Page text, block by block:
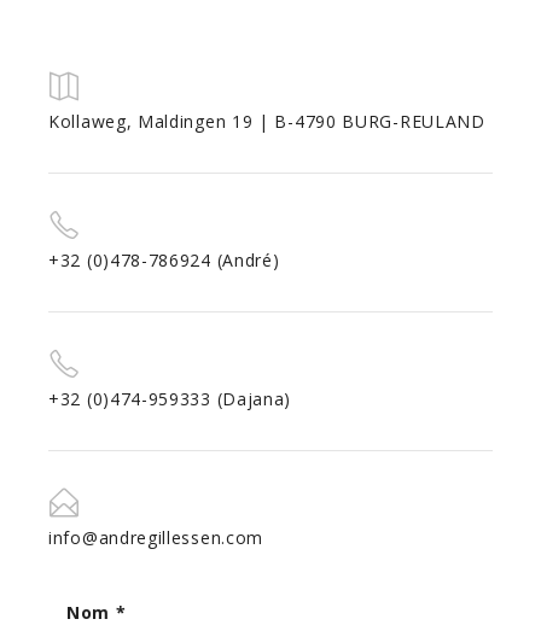
Kollaweg, Maldingen 19 | B-4790 BURG-REULAND
+32 (0)478-786924 (André)
+32 (0)474-959333 (Dajana)
info@andregillessen.com
Nom *